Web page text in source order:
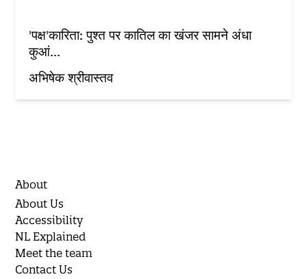
'पक्ष'कारिता: पुश्त पर कातिल का खंजर सामने अंधा
कुआं...
अभिषेक श्रीवास्तव
About
About Us
Accessibility
NL Explained
Meet the team
Contact Us